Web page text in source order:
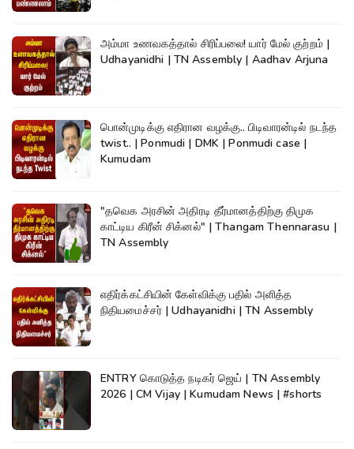
அம்மா உணவகத்தால் சிரிப்பலை! யார் மேல் குற்றம் |
Udhayanidhi | TN Assembly | Aadhav Arjuna
பொன்முடிக்கு எதிரான வழக்கு.. பிடிவாரன்டில் நடந்த
twist.. | Ponmudi | DMK | Ponmudi case |
Kumudam
"தவெக அரசின் அதிரடி தீர்மானத்திற்கு திமுக
காட்டிய கிரீன் சிக்னல்" | Thangam Thennarasu |
TN Assembly
எதிர்க்கட்சியின் கேள்விக்கு பதில் அளித்த
நிதியமைச்சர் | Udhayanidhi | TN Assembly
ENTRY கொடுத்த நடிகர் ஜெய் | TN Assembly
2026 | CM Vijay | Kumudam News | #shorts